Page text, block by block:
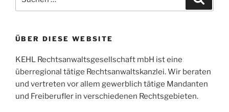
nach:
ÜBER DIESE WEBSITE
KEHL Rechtsanwaltsgesellschaft mbH ist eine
überregional tätige Rechtsanwaltskanzlei. Wir beraten
und vertreten vor allem gewerblich tätige Mandanten
und Freiberufler in verschiedenen Rechtsgebieten.